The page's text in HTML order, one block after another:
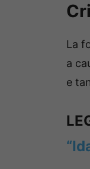
La
a
e